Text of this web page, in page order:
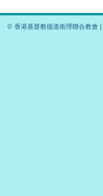
© 香港基督教循道衛理聯合教會 |